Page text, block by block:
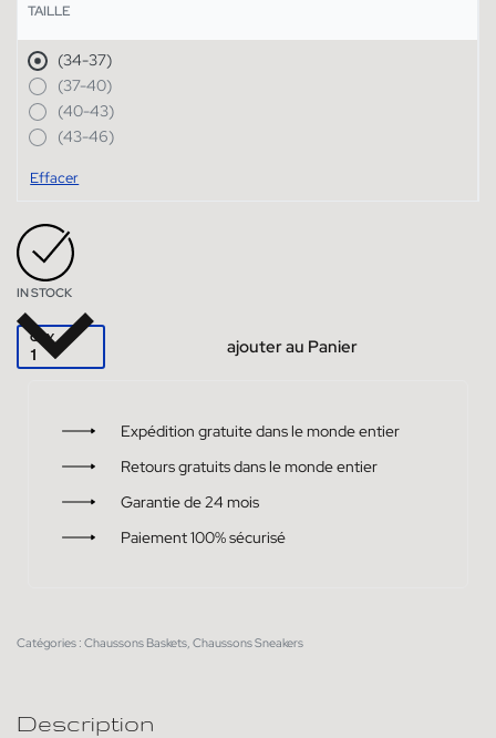
TAILLE
(34-37)
(37-40)
(40-43)
(43-46)
Effacer
IN STOCK
QTY ajouter au Panier
Expédition gratuite dans le monde entier
Retours gratuits dans le monde entier
Garantie de 24 mois
Paiement 100% sécurisé
Catégories : Chaussons Baskets, Chaussons Sneakers
Description